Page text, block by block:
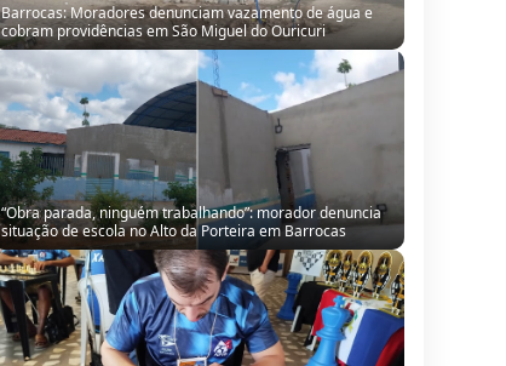
Barrocas: Moradores denunciam vazamento de água e
cobram providências em São Miguel do Ouricuri
“Obra parada, ninguém trabalhando”: morador denuncia
situação de escola no Alto da Porteira em Barrocas